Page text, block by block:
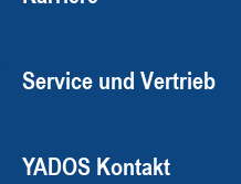
Service und Vertrieb
YADOS Kontakt